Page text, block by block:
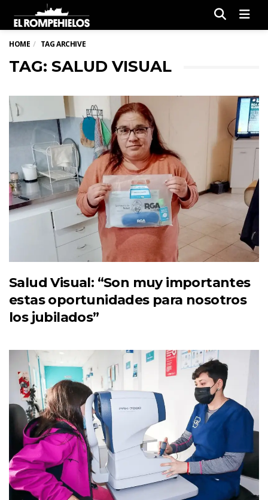
HOME TAG ARCHIVE
TAG: SALUD VISUAL
Salud Visual: “Son muy importantes
estas oportunidades para nosotros
los jubilados”